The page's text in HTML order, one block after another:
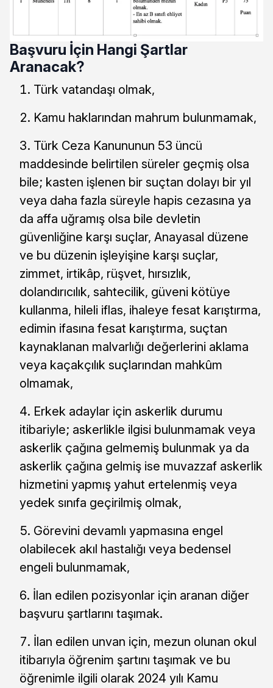
Başvuru İçin Hangi Şartlar
Aranacak?
Türk vatandaşı olmak,
Kamu haklarından mahrum bulunmamak,
Türk Ceza Kanununun 53 üncü
maddesinde belirtilen süreler geçmiş olsa
bile; kasten işlenen bir suçtan dolayı bir yıl
veya daha fazla süreyle hapis cezasına ya
da affa uğramış olsa bile devletin
güvenliğine karşı suçlar, Anayasal düzene
ve bu düzenin işleyişine karşı suçlar,
zimmet, irtikâp, rüşvet, hırsızlık,
dolandırıcılık, sahtecilik, güveni kötüye
kullanma, hileli iflas, ihaleye fesat karıştırma,
edimin ifasına fesat karıştırma, suçtan
kaynaklanan malvarlığı değerlerini aklama
veya kaçakçılık suçlarından mahkûm
olmamak,
Erkek adaylar için askerlik durumu
itibariyle; askerlikle ilgisi bulunmamak veya
askerlik çağına gelmemiş bulunmak ya da
askerlik çağına gelmiş ise muvazzaf askerlik
hizmetini yapmış yahut ertelenmiş veya
yedek sınıfa geçirilmiş olmak,
Görevini devamlı yapmasına engel
olabilecek akıl hastalığı veya bedensel
engeli bulunmamak,
İlan edilen pozisyonlar için aranan diğer
başvuru şartlarını taşımak.
İlan edilen unvan için, mezun olunan okul
itibarıyla öğrenim şartını taşımak ve bu
öğrenimle ilgili olarak 2024 yılı Kamu